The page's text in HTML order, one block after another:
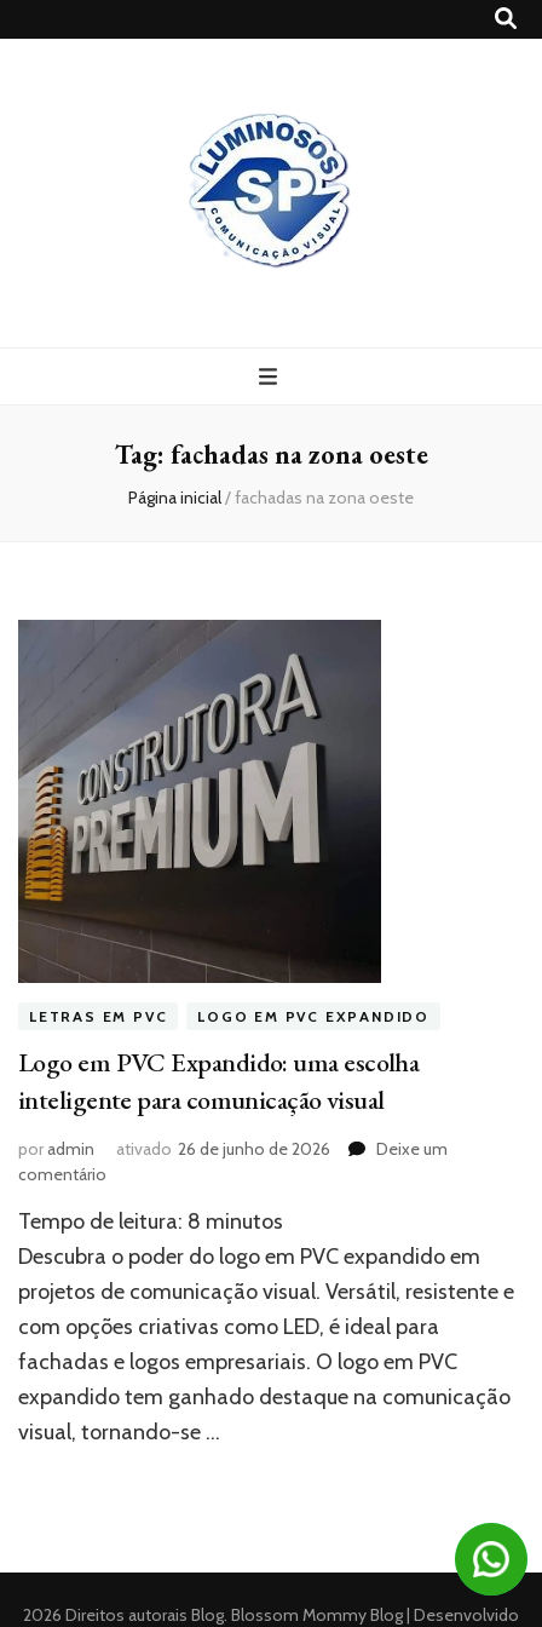
Tag: fachadas na zona oeste
Página inicial/fachadas na zona oeste
LETRAS EM PVC LOGO EM PVC EXPANDIDO
Logo em PVC Expandido: uma escolha
inteligente para comunicação visual
poradmin ativado 26 de junho de 2026
Deixe um
comentário
em
PVC
Expandido:
uma
escolha
inteligente
para
comunicação
visual
Tempo de leitura: 8 minutos
Descubra o poder do logo em PVC expandido em
projetos de comunicação visual. Versátil, resistente e
com opções criativas como LED, é ideal para
fachadas e logos empresariais. O logo em PVC
expandido tem ganhado destaque na comunicação
visual, tornando-se …
2026 Direitos autorais Blog. Blossom Mommy Blog | Desenvolvido